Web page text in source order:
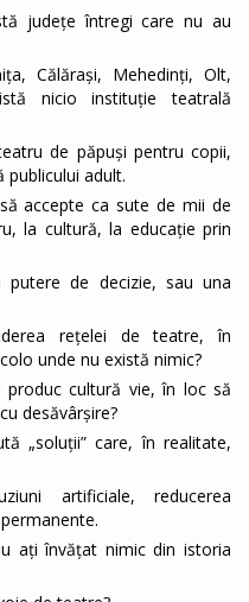
județe întregi care nu au
Călărași, Mehedinți, Olt,
nicio instituție teatrală
de păpuși pentru copii,
adult.
accepte ca sute de mii de
la cultură, la educație prin
de decizie, sau una
rețelei de teatre, în
unde nu există nimic?
cultură vie, în loc să
desăvârșire?
„soluții” care, în realitate,
artificiale, reducerea
ați învățat nimic din istoria